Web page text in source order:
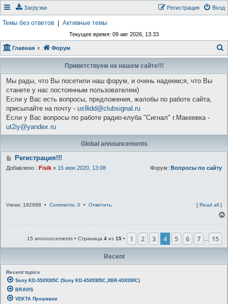
Загрузки Вход
Регистрация
Темы без ответов Активные темы
Текущее время: 09 авг 2026, 13:33
Главная Форум
о
Приветствуем на нашем сайте!!!
Мы рады, что Вы посетили наш форум, и очень надеемся, что Вы
станете у нас постоянным пользователем)
Если у Вас есть вопросы, предложения, жалобы по работе сайта,
присылайте на почту - us9idd@clubsignal.ru
Если у Вас вопросы по работе радио-клуба "Сигнал" г.Макеевка -
ut2iy@yandex.ru
Global announcements
Регистрация!!!
Добавлено : Fisik » 15 июн 2020, 13:08 Форум: Вопросы по сайту
Views: 192688 • Comments: 0 • Ответить [ Read all ]
15 announcements • Страница 4 из 15 • 1 2 3 4 5 6 7 15
Recent
Recent topics
Sony KD-55X9305C (Sony KD-65X9305C,XBR-65X930C)
BRAVIS
VEKTA Прошивки